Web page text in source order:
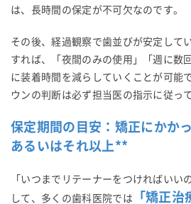
は、長時間の保定が不可欠なのです。
その後、経過観察で歯並びが安定して
すれば、「夜間のみの使用」「週に数
に装着時間を減らしていくことが可能
ウンの判断は必ず担当医の指示に従っ
保定期間の目安：矯正にかか
あるいはそれ以上**
「いつまでリテーナーをつければいい
して、多くの歯科医院では
「矯正治